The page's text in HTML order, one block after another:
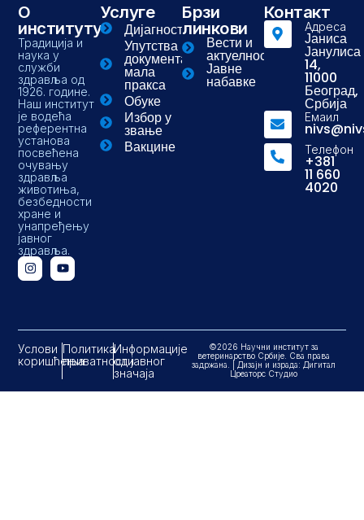
О
институту
Традиција и
наука у
служби
здравља од
1926. године.
Наш институт
је водећа
референтна
установа
посвећена
очувању
здравља
животиња,
безбедности
хране и
унапређењу
јавног
здравља.
Услуге
Дијагностика
Упутства и
документа-
мала
пракса
Обуке
Избор у
звање
Вакцине
Брзи
линкови
Вести и
актуелности
Јавне
набавке
Контакт
Адреса
Јаниса
Јанулиса
14,
11000
Београд,
Србија
Емаил
Телефон
+381
11 660
4020
Услови
коришћења
Политика
приватности
Информације
од јавног
значаја
©2026 Научни институт за
ветеринарство Србије. Сва права
задржана. | Дизајн и израда: Дигитал
Цреаторс Студио